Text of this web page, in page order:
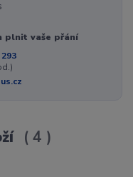
plnit vaše přání
4